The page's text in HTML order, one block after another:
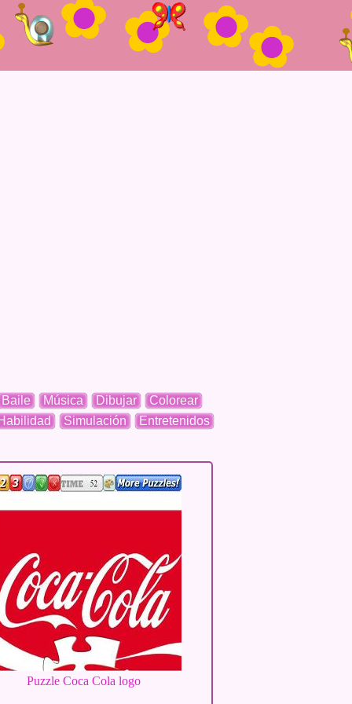
Baile Música Dibujar
Colorear
Simulación
Entretenidos
Puzzle Coca Cola logo